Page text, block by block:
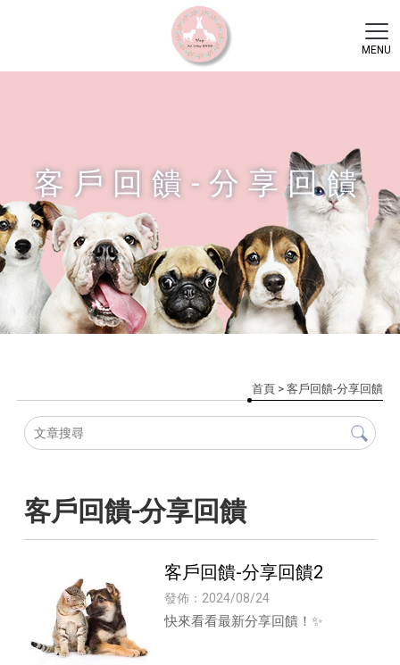
客戶回饋-分享回饋
首頁 > 客戶回饋-分享回饋
客戶回饋-分享回饋
客戶回饋-分享回饋2
發佈：2024/08/24
快來看看最新分享回饋！✨